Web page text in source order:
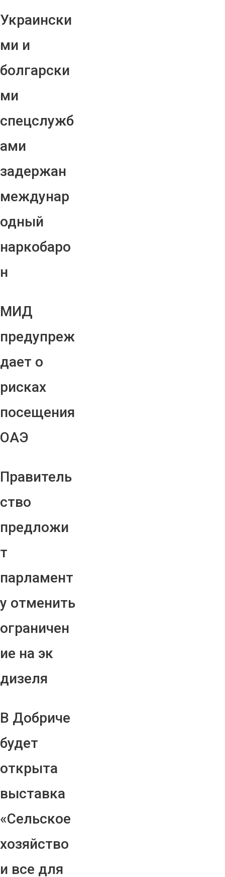
Украински
ми и
болгарски
ми
спецслужб
ами
задержан
междунар
одный
наркобаро
н
МИД
предупреж
дает о
рисках
посещения
ОАЭ
Правитель
ство
предложи
т
парламент
у отменить
ограничен
ие на эк
дизеля
В Добриче
будет
открыта
выставка
«Сельское
хозяйство
и все для